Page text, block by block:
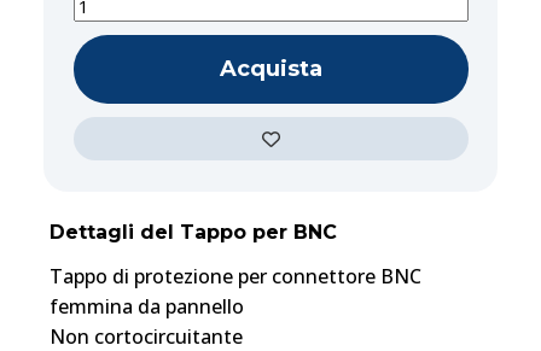
Acquista
Dettagli del Tappo per BNC
Tappo di protezione per connettore BNC
femmina da pannello
Non cortocircuitante